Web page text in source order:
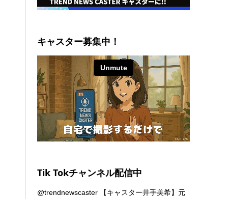
キャスター募集中！
Tik Tokチャンネル配信中
@trendnewscaster 【キャスター井手美希】元